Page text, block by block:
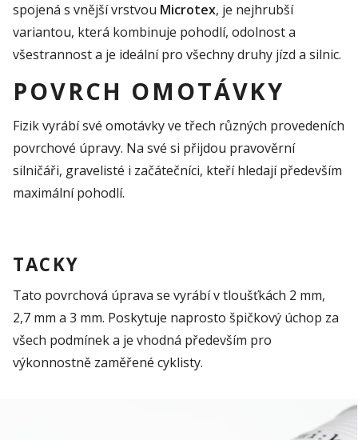
spojená s vnější vrstvou Microtex, je nejhrubší
variantou, která kombinuje pohodlí, odolnost a
všestrannost a je ideální pro všechny druhy jízd a silnic.
POVRCH OMOTÁVKY
Fizikvyrábí své omotávky ve třech různých provedeních
povrchové úpravy. Na své si přijdou pravověrní
silničáři, gravelisté i začátečníci, kteří hledají především
maximální pohodlí.
TACKY
Tato povrchová úprava se vyrábí v tloušťkách 2 mm,
2,7 mm a 3 mm. Poskytuje naprosto špičkový úchop za
všech podmínek a je vhodná především pro
výkonnostně zaměřené cyklisty.